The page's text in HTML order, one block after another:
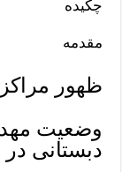
چکیده
مقدمه
ظهور
وضعیت
دبستانی